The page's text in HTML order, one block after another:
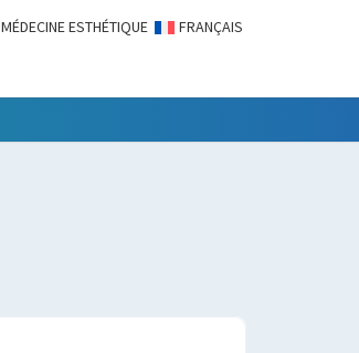
MÉDECINE ESTHÉTIQUE FRANÇAIS